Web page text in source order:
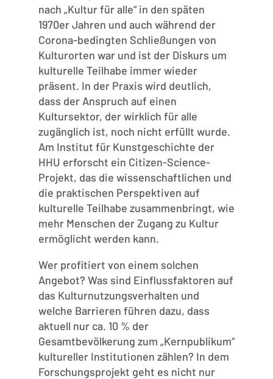
nach „Kultur für alle“ in den späten
1970er Jahren und auch während der
Corona-bedingten Schließungen von
Kulturorten war und ist der Diskurs um
kulturelle Teilhabe immer wieder
präsent. In der Praxis wird deutlich,
dass der Anspruch auf einen
Kultursektor, der wirklich für alle
zugänglich ist, noch nicht erfüllt wurde.
Am Institut für Kunstgeschichte der
HHU erforscht ein Citizen-Science-
Projekt, das die wissenschaftlichen und
die praktischen Perspektiven auf
kulturelle Teilhabe zusammenbringt, wie
mehr Menschen der Zugang zu Kultur
ermöglicht werden kann.
Wer profitiert von einem solchen
Angebot? Was sind Einflussfaktoren auf
das Kulturnutzungsverhalten und
welche Barrieren führen dazu, dass
aktuell nur ca. 10 % der
Gesamtbevölkerung zum „Kernpublikum“
kultureller Institutionen zählen? In dem
Forschungsprojekt geht es nicht nur